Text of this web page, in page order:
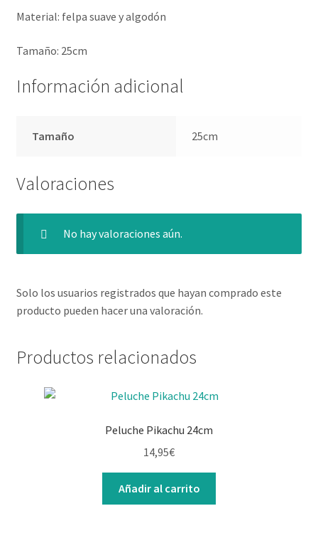
Material: felpa suave y algodón
Tamaño: 25cm
Información adicional
Tamaño 25cm
Valoraciones
No hay valoraciones aún.
Solo los usuarios registrados que hayan comprado este
producto pueden hacer una valoración.
Productos relacionados
Peluche Pikachu 24cm
14,95€
Añadir al carrito